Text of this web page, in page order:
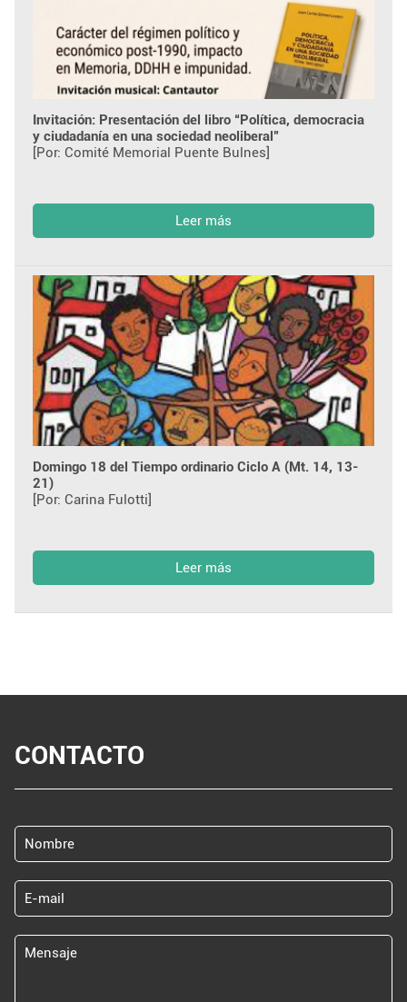
Invitación: Presentación del libro “Política, democracia
y ciudadanía en una sociedad neoliberal”
[Por: Comité Memorial Puente Bulnes]
Leer más
Domingo 18 del Tiempo ordinario Ciclo A (Mt. 14, 13-
21)
[Por: Carina Fulotti]
Leer más
CONTACTO